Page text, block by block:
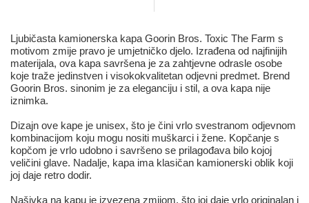
Ljubičasta kamionerska kapa Goorin Bros. Toxic The Farm s
motivom zmije pravo je umjetničko djelo. Izrađena od najfinijih
materijala, ova kapa savršena je za zahtjevne odrasle osobe
koje traže jedinstven i visokokvalitetan odjevni predmet. Brend
Goorin Bros. sinonim je za eleganciju i stil, a ova kapa nije
iznimka.
Dizajn ove kape je unisex, što je čini vrlo svestranom odjevnom
kombinacijom koju mogu nositi muškarci i žene. Kopčanje s
kopčom je vrlo udobno i savršeno se prilagođava bilo kojoj
veličini glave. Nadalje, kapa ima klasičan kamionerski oblik koji
joj daje retro dodir.
Našivka na kapu je izvezena zmijom, što joj daje vrlo originalan i